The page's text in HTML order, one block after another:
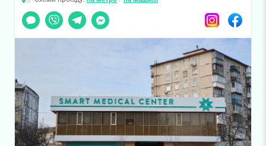
Чат
Viber TelegramMessenger InstagramFacebook